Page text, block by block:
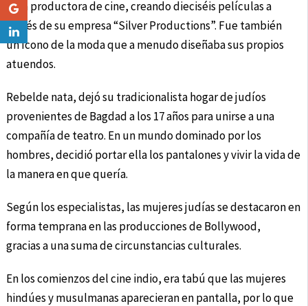
gran productora de cine, creando dieciséis películas a
través de su empresa “Silver Productions”. Fue también
un ícono de la moda que a menudo diseñaba sus propios
atuendos.
Rebelde nata, dejó su tradicionalista hogar de judíos
provenientes de Bagdad a los 17 años para unirse a una
compañía de teatro. En un mundo dominado por los
hombres, decidió portar ella los pantalones y vivir la vida de
la manera en que quería.
Según los especialistas, las mujeres judías se destacaron en
forma temprana en las producciones de Bollywood,
gracias a una suma de circunstancias culturales.
En los comienzos del cine indio, era tabú que las mujeres
hindúes y musulmanas aparecieran en pantalla, por lo que